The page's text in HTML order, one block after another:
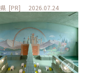
[PR] 2026.07.24